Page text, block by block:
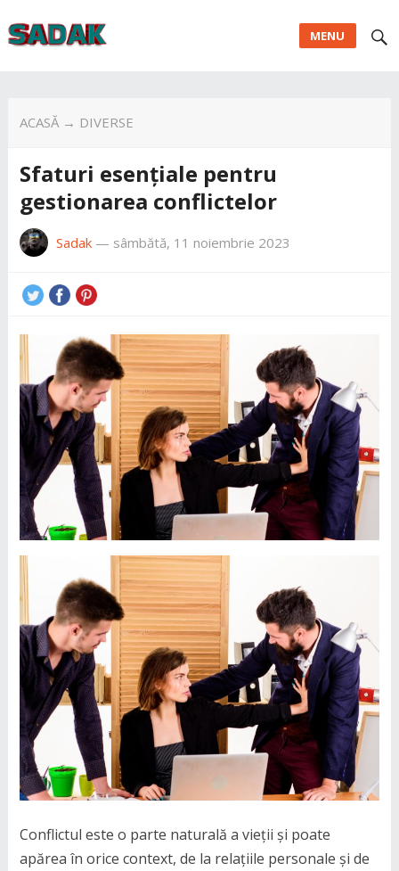
MENU
ACASĂ→ DIVERSE
Sfaturi esențiale pentru
gestionarea conflictelor
Sadak— sâmbătă, 11 noiembrie 2023
Conflictul este o parte naturală a vieții și poate
apărea în orice context, de la relațiile personale și de